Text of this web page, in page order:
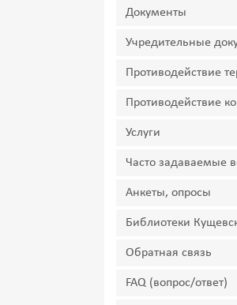
Документы
Учредительные
Противодействие
Противодействие
Услуги
Часто задаваемые
Анкеты, опросы
Библиотеки
Обратная связь
FAQ (вопрос/ответ)